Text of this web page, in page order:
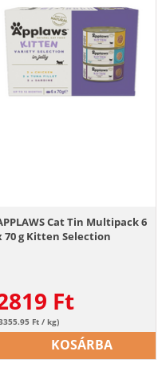
Cat Tin Multipack 6
70 g Kitten Selection
Ft
Ft / kg)
KOSÁRBA